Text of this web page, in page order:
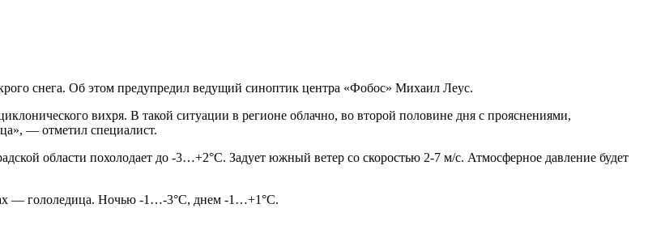
снега. Об этом предупредил ведущий синоптик центра «Фобос» Михаил Леус.
вихря. В такой ситуации в регионе облачно, во второй половине дня с прояснениями,
— отметил специалист.
области похолодает до -3…+2°С. Задует южный ветер со скоростью 2-7 м/с. Атмосферное давление будет
— гололедица. Ночью -1…-3°С, днем -1…+1°С.